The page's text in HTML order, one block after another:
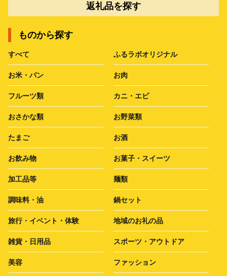
返礼品を探す
ものから探す
すべて ふるラボオリジナル
お米・パン お肉
フルーツ類 カニ・エビ
おさかな類 お野菜類
たまご お酒
お飲み物 お菓子・スイーツ
加工品等 麺類
調味料・油 鍋セット
旅行・イベント・体験 地域のお礼の品
雑貨・日用品 スポーツ・アウトドア
美容 ファッション